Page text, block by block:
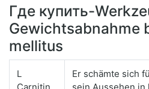
Где купить-
Gewichtsabnahme
mellitus
L
Er schämte sich